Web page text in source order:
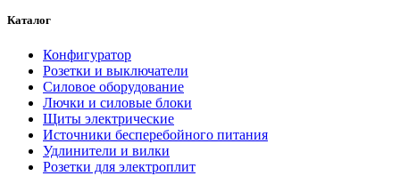
Каталог
Конфигуратор
Розетки и выключатели
Силовое оборудование
Лючки и силовые блоки
Щиты электрические
Источники бесперебойного питания
Удлинители и вилки
Розетки для электроплит